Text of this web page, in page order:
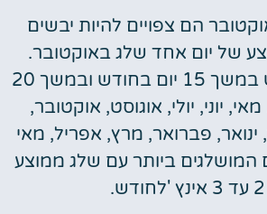
הם צפויים להיות יבשים
של יום אחד שלג באוקטובר.
במינסק יהיה יבש במשך 15 יום בחודש ובמשך 20
יוני, יולי, אוגוסט, אוקטובר,
פברואר, מרץ, אפריל, מאי
המושלגים ביותר עם שלג ממוצע